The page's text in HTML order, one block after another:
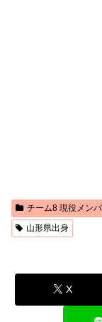
チーム8 現役メン
山形県出身
X